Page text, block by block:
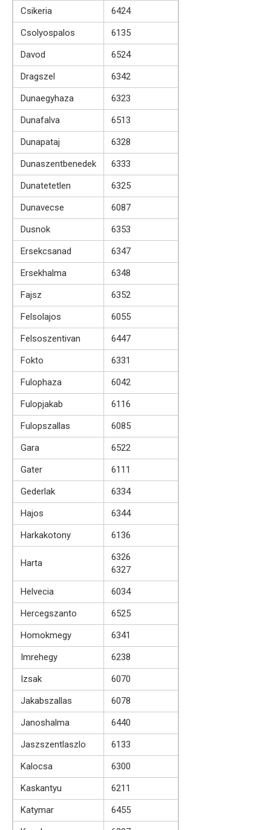
Csikeria
6424
Csolyospalos
6135
Davod
6524
Dragszel
6342
Dunaegyhaza
6323
Dunafalva
6513
Dunapataj
6328
Dunaszentbenedek
6333
Dunatetetlen
6325
Dunavecse
6087
Dusnok
6353
Ersekcsanad
6347
Ersekhalma
6348
Fajsz
6352
Felsolajos
6055
Felsoszentivan
6447
Fokto
6331
Fulophaza
6042
Fulopjakab
6116
Fulopszallas
6085
Gara
6522
Gater
6111
Gederlak
6334
Hajos
6344
Harkakotony
6136
Harta
6326
6327
Helvecia
6034
Hercegszanto
6525
Homokmegy
6341
Imrehegy
6238
Izsak
6070
Jakabszallas
6078
Janoshalma
6440
Jaszszentlaszlo
6133
Kalocsa
6300
Kaskantyu
6211
Katymar
6455